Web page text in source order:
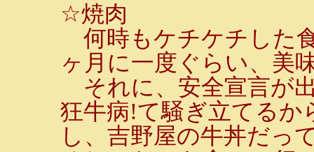
☆焼肉
何時もケチケチした
ヶ月に一度ぐらい、美
それに、安全宣言が
狂牛病!て騒ぎ立てるか
し、吉野屋の牛丼だっ